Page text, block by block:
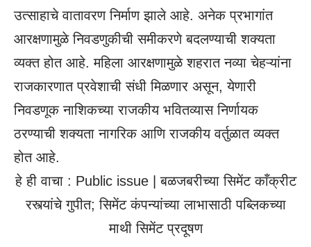
उत्साहाचे वातावरण निर्माण झाले आहे. अनेक प्रभागांत
आरक्षणामुळे निवडणुकीची समीकरणे बदलण्याची शक्यता
व्यक्त होत आहे. महिला आरक्षणामुळे शहरात नव्या चेहऱ्यांना
राजकारणात प्रवेशाची संधी मिळणार असून, येणारी
निवडणूक नाशिकच्या राजकीय भवितव्यास निर्णायक
ठरण्याची शक्यता नागरिक आणि राजकीय वर्तुळात व्यक्त
होत आहे.
हे ही वाचा : Public issue | बळजबरीच्या सिमेंट काँक्रीट
रस्त्यांचे गुपीत; सिमेंट कंपन्यांच्या लाभासाठी पब्लिकच्या
माथी सिमेंट प्रदूषण